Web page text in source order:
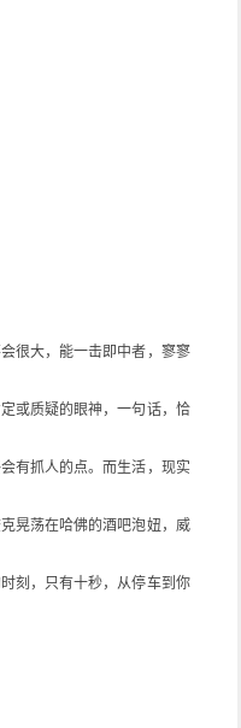
很大，能一击即中者，寥寥
或质疑的眼神，一句话，恰
有抓人的点。而生活，现实
晃荡在哈佛的酒吧泡妞，威
刻，只有十秒，从停车到你